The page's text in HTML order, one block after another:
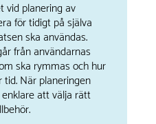
vid planering av
för tidigt på själva
ska användas.
från användarnas
ska rymmas och hur
När planeringen
att välja rätt